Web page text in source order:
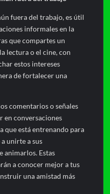
fuera del trabajo, es útil
informales en la
que compartes un
lectura o el cine, con
estos intereses
de fortalecer una
comentarios o señales
en conversaciones
que está entrenando para
unirte a sus
animarlos. Estas
a conocer mejor a tus
una amistad más